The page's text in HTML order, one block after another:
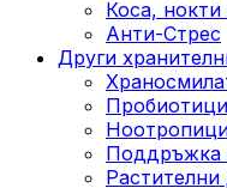
Коса,
Анти-Стрес
Други
Пробиотици
Поддръжка